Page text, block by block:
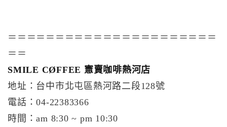
＝＝＝＝＝＝＝＝＝＝＝＝＝＝＝＝＝＝＝＝＝＝
＝＝
SMILE CØFFEE 憲賣咖啡熱河店
地址：台中市北屯區熱河路二段128號
電話：04-22383366
時間：am 8:30 ~ pm 10:30